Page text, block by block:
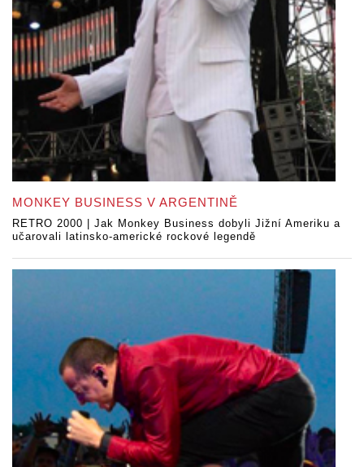
MONKEY BUSINESS V ARGENTINĚ
RETRO 2000 | Jak Monkey Business dobyli Jižní Ameriku a
učarovali latinsko-americké rockové legendě